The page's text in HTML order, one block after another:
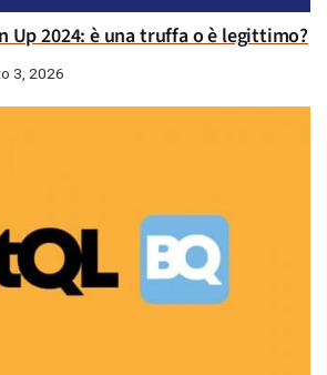
Up 2024: è una truffa o è legittimo?
3, 2026